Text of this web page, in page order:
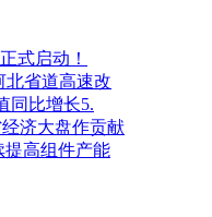
式启动！
北省道高速改
同比增长5.
济大盘作贡献
提高组件产能